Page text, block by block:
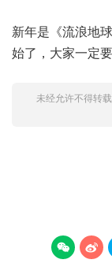
新年是《流浪地
始了，大家一定
未经允许不得转载
 